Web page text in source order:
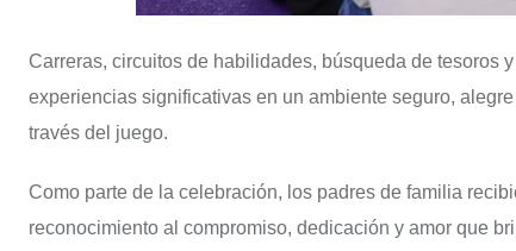
Carreras, circuitos de habilidades, búsqueda de tesoros
experiencias significativas en un ambiente seguro,
través del juego.
Como parte de la celebración, los padres de familia
reconocimiento al compromiso, dedicación y amor que